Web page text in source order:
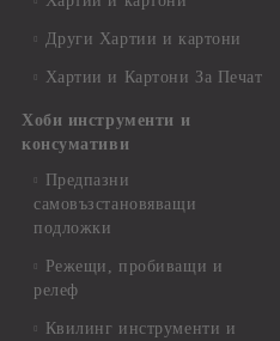
Други Хартии и картони
Хартии и Картони За Печат
Хоби инструменти и
консумативи
Предпазни
самовъзстановяващи
подложки
Режещи, пробиващи и
релеф
Квилинг инструменти и